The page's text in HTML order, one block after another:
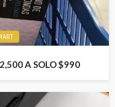
A SOLO $990